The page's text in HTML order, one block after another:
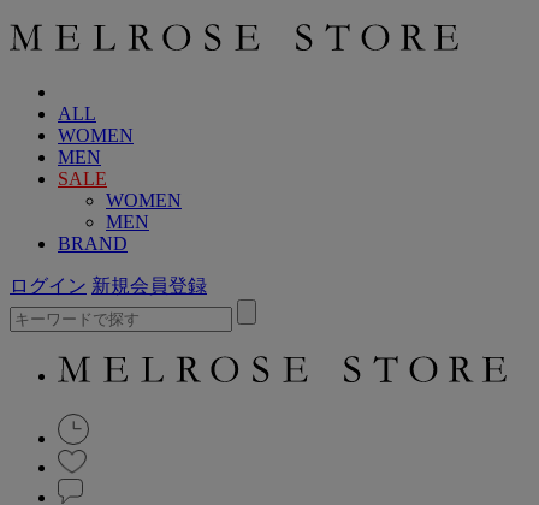
ALL
WOMEN
MEN
SALE
WOMEN
MEN
BRAND
ログイン 新規会員登録